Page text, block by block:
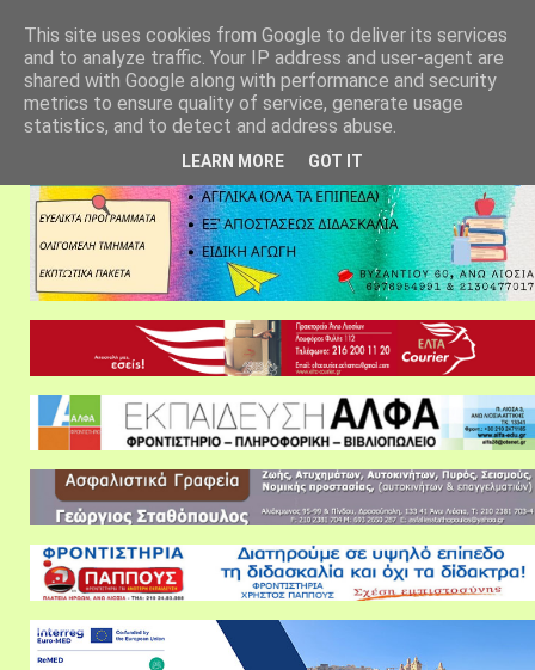
This site uses cookies from Google to deliver its services
and to analyze traffic. Your IP address and user-agent are
shared with Google along with performance and security
metrics to ensure quality of service, generate usage
statistics, and to detect and address abuse.
LEARN MORE GOT IT